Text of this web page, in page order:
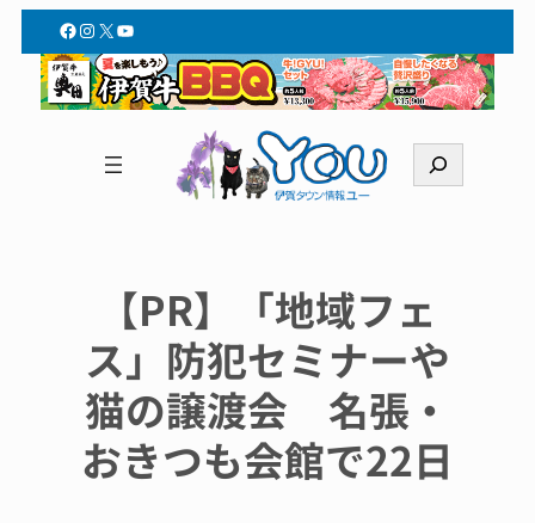
Facebook
Instagram
X YouTube
索
【PR】「地域フェ
ス」防犯セミナーや
猫の譲渡会 名張・
おきつも会館で22日